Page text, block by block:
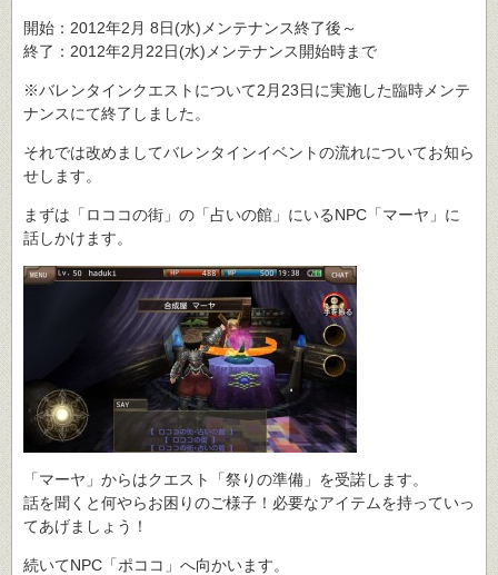
開始：2012年2月 8日(水)メンテナンス終了後～
終了：2012年2月22日(水)メンテナンス開始時まで
※バレンタインクエストについて2月23日に実施した臨時メンテ
ナンスにて終了しました。
それでは改めましてバレンタインイベントの流れについてお知ら
せします。
まずは「ロココの街」の「占いの館」にいるNPC「マーヤ」に
話しかけます。
「マーヤ」からはクエスト「祭りの準備」を受諾します。
話を聞くと何やらお困りのご様子！必要なアイテムを持っていっ
てあげましょう！
続いてNPC「ポココ」へ向かいます。